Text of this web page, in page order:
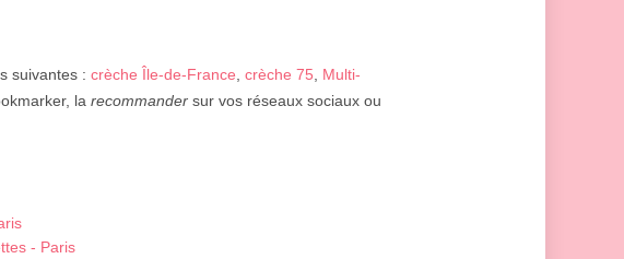
suivantes : crèche Île-de-France, crèche 75, Multi-
la recommander sur vos réseaux sociaux ou
- Paris